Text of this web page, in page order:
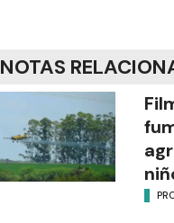
NOTAS